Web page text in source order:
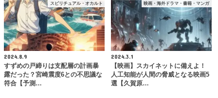
スピリチュアル・オカルト
2024.8.9
すずめの戸締りは支配層の計画暴
露だった？宮崎震度6との不思議な
符合【予測…
映画・海外ドラマ・書籍・マンガ
2024.3.1
【映画】スカイネットに備えよ！
人工知能が人間の脅威となる映画5
選【久賀原…